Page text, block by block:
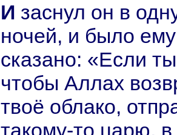
И заснул он в одну дочь из
ночей, и было
сказано: «Если
чтобы Аллах
твоё облакo,
такoму-то царю, в